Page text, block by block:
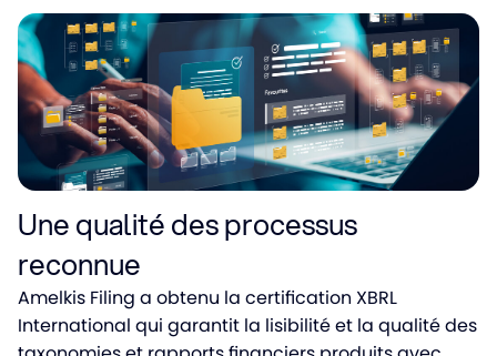
Une qualité des processus
reconnue
Amelkis Filing a obtenu la certification XBRL
International qui garantit la lisibilité et la qualité des